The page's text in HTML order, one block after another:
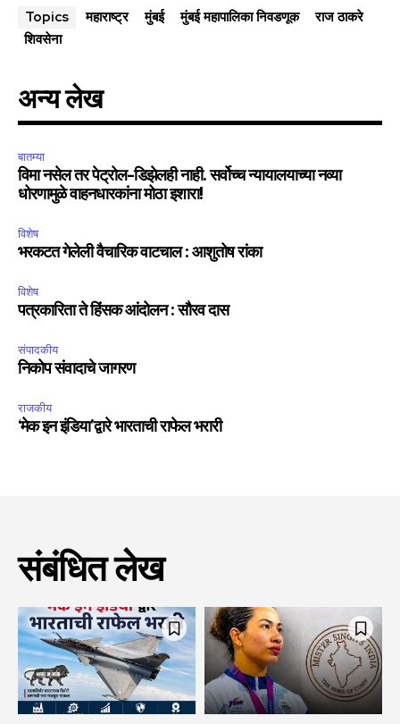
Topics महाराष्ट्र मुंबई मुंबई महापालिका निवडणूक
राज ठाकरे
शिवसेना
अन्य लेख
बातम्या
विमा नसेल तर पेट्रोल-डिझेलही नाही. सर्वोच्च न्यायालयाच्या नव्या
धोरणामुळे वाहनधारकांना मोठा इशारा!
विशेष
भरकटत गेलेली वैचारिक वाटचाल : आशुतोष रांका
विशेष
पत्रकारिता ते हिंसक आंदोलन : सौरव दास
संपादकीय
निकोप संवादाचे जागरण
राजकीय
‘मेक इन इंडिया’द्वारे भारताची राफेल भरारी
संबंधित लेख